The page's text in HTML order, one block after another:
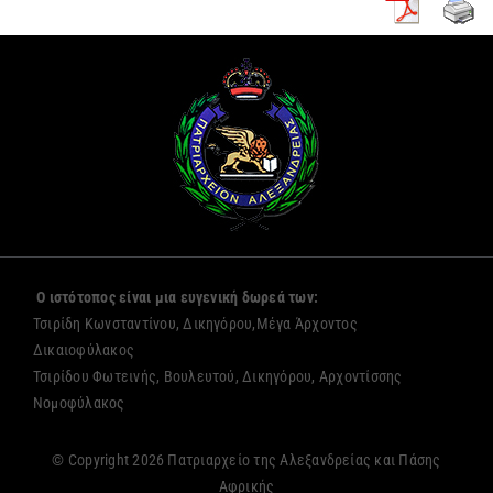
Ο ιστότοπος είναι μια ευγενική δωρεά των:
Τσιρίδη Κωνσταντίνου, Δικηγόρου,Μέγα Άρχοντος
Δικαιοφύλακος
Τσιρίδου Φωτεινής, Βουλευτού, Δικηγόρου, Αρχοντίσσης
Νομοφύλακος
© Copyright 2026 Πατριαρχείο της Αλεξανδρείας και Πάσης
Αφρικής